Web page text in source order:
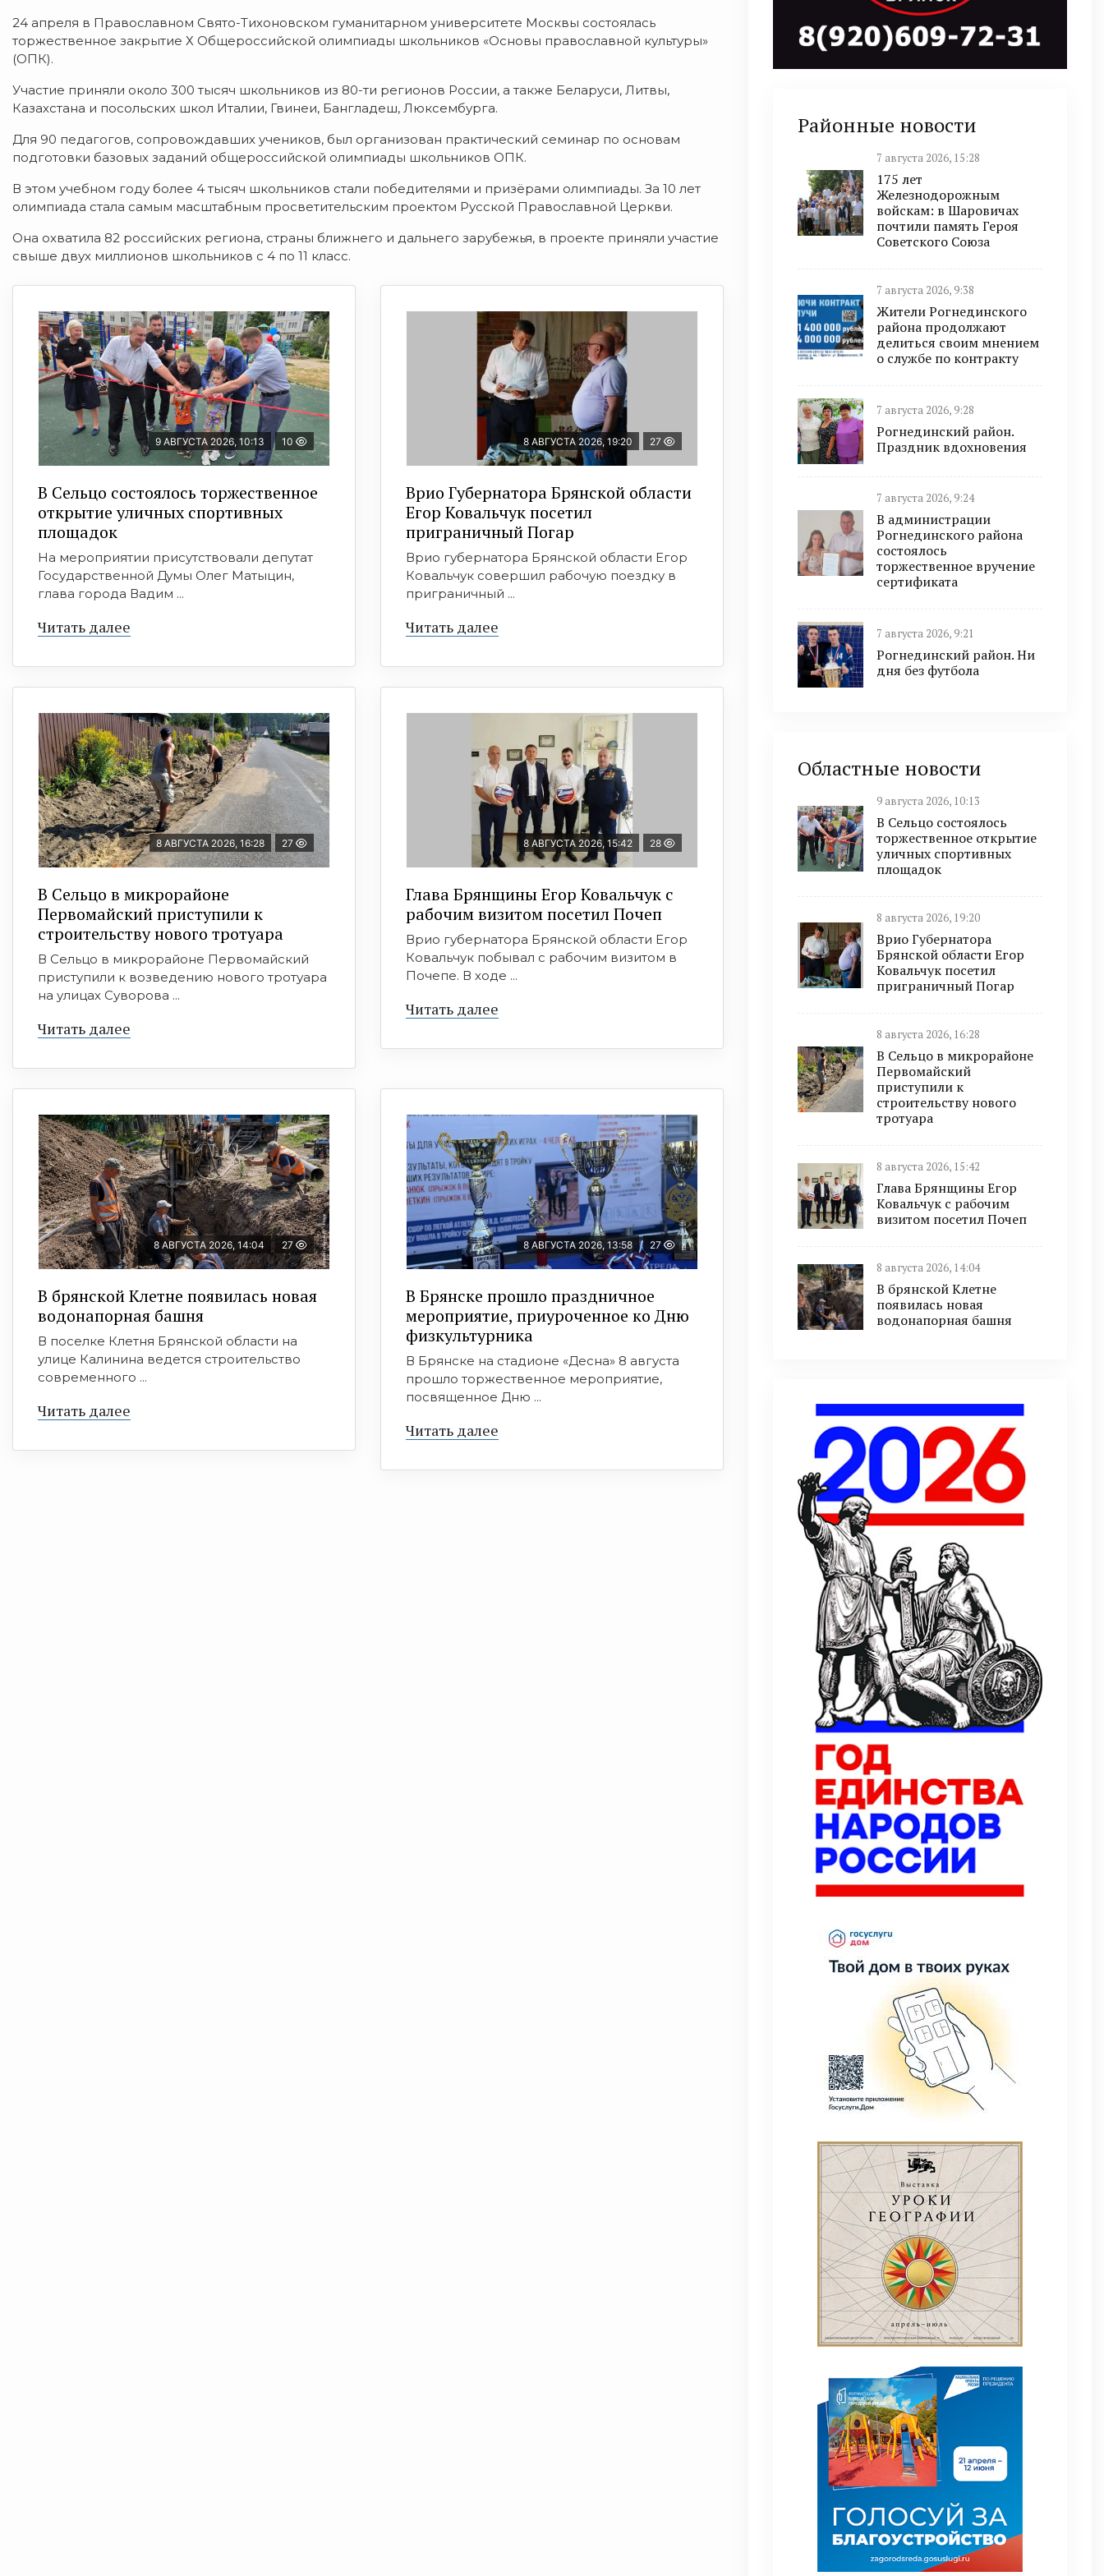
24 апреля в Православном Свято-Тихоновском гуманитарном университете Москвы состоялась
торжественное закрытие Х Общероссийской олимпиады школьников «Основы православной культуры»
(ОПК).
Участие приняли около 300 тысяч школьников из 80-ти регионов России, а также Беларуси, Литвы,
Казахстана и посольских школ Италии, Гвинеи, Бангладеш, Люксембурга.
Для 90 педагогов, сопровождавших учеников, был организован практический семинар по основам
подготовки базовых заданий общероссийской олимпиады школьников ОПК.
В этом учебном году более 4 тысяч школьников стали победителями и призёрами олимпиады. За 10 лет
олимпиада стала самым масштабным просветительским проектом Русской Православной Церкви.
Она охватила 82 российских региона, страны ближнего и дальнего зарубежья, в проекте приняли участие
свыше двух миллионов школьников с 4 по 11 класс.
9 АВГУСТА 2026, 10:13 10
В Сельцо состоялось торжественное
открытие уличных спортивных
площадок
На мероприятии присутствовали депутат
Государственной Думы Олег Матыцин,
глава города Вадим ...
Читать далее
8 АВГУСТА 2026, 19:20 27
Врио Губернатора Брянской области
Егор Ковальчук посетил
приграничный Погар
Врио губернатора Брянской области Егор
Ковальчук совершил рабочую поездку в
приграничный ...
Читать далее
8 АВГУСТА 2026, 16:28 27
В Сельцо в микрорайоне
Первомайский приступили к
строительству нового тротуара
В Сельцо в микрорайоне Первомайский
приступили к возведению нового тротуара
на улицах Суворова ...
Читать далее
8 АВГУСТА 2026, 15:42 28
Глава Брянщины Егор Ковальчук с
рабочим визитом посетил Почеп
Врио губернатора Брянской области Егор
Ковальчук побывал с рабочим визитом в
Почепе. В ходе ...
Читать далее
8 АВГУСТА 2026, 14:04 27
В брянской Клетне появилась новая
водонапорная башня
В поселке Клетня Брянской области на
улице Калинина ведется строительство
современного ...
Читать далее
8 АВГУСТА 2026, 13:58 27
В Брянске прошло праздничное
мероприятие, приуроченное ко Дню
физкультурника
В Брянске на стадионе «Десна» 8 августа
прошло торжественное мероприятие,
посвященное Дню ...
Читать далее
Районные новости
7 августа 2026, 15:28
175 лет
Железнодорожным
войскам: в Шаровичах
почтили память Героя
Советского Союза
7 августа 2026, 9:38
Жители Рогнединского
района продолжают
делиться своим мнением
о службе по контракту
7 августа 2026, 9:28
Рогнединский район.
Праздник вдохновения
7 августа 2026, 9:24
В администрации
Рогнединского района
состоялось
торжественное вручение
сертификата
7 августа 2026, 9:21
Рогнединский район. Ни
дня без футбола
Областные новости
9 августа 2026, 10:13
В Сельцо состоялось
торжественное открытие
уличных спортивных
площадок
8 августа 2026, 19:20
Врио Губернатора
Брянской области Егор
Ковальчук посетил
приграничный Погар
8 августа 2026, 16:28
В Сельцо в микрорайоне
Первомайский
приступили к
строительству нового
тротуара
8 августа 2026, 15:42
Глава Брянщины Егор
Ковальчук с рабочим
визитом посетил Почеп
8 августа 2026, 14:04
В брянской Клетне
появилась новая
водонапорная башня